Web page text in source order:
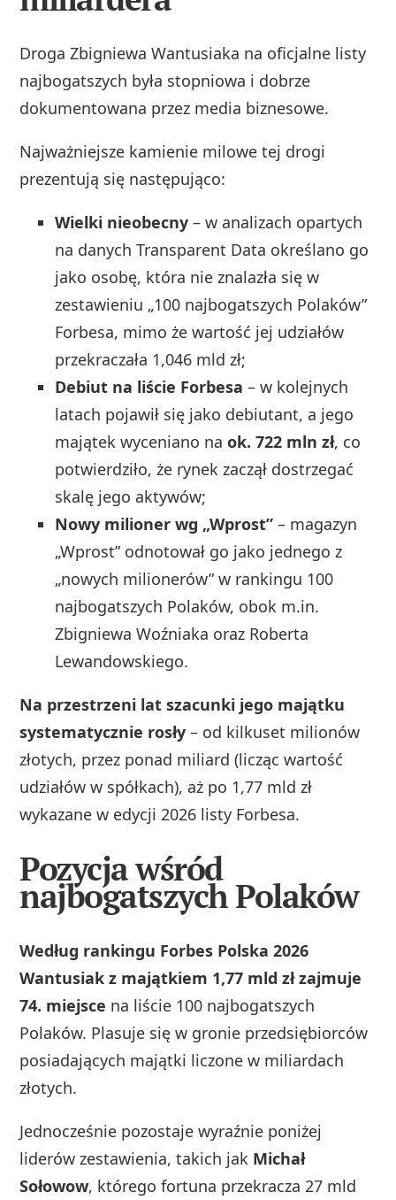
Droga Zbigniewa Wantusiaka na oficjalne listy
najbogatszych była stopniowa i dobrze
dokumentowana przez media biznesowe.
Najważniejsze kamienie milowe tej drogi
prezentują się następująco:
Wielki nieobecny – w analizach opartych
na danych Transparent Data określano go
jako osobę, która nie znalazła się w
zestawieniu „100 najbogatszych Polaków”
Forbesa, mimo że wartość jej udziałów
przekraczała 1,046 mld zł;
Debiut na liście Forbesa – w kolejnych
latach pojawił się jako debiutant, a jego
majątek wyceniano naok. 722 mln zł, co
potwierdziło, że rynek zaczął dostrzegać
skalę jego aktywów;
Nowy milioner wg „Wprost” – magazyn
„Wprost” odnotował go jako jednego z
„nowych milionerów” w rankingu 100
najbogatszych Polaków, obok m.in.
Zbigniewa Woźniaka oraz Roberta
Lewandowskiego.
Na przestrzeni lat szacunki jego majątku
systematycznie rosły – od kilkuset milionów
złotych, przez ponad miliard (licząc wartość
udziałów w spółkach), aż po 1,77 mld zł
wykazane w edycji 2026 listy Forbesa.
Pozycja wśród
najbogatszych Polaków
Według rankingu Forbes Polska 2026
Wantusiak z majątkiem 1,77 mld zł zajmuje
74. miejsce na liście 100 najbogatszych
Polaków. Plasuje się w gronie przedsiębiorców
posiadających majątki liczone w miliardach
złotych.
Jednocześnie pozostaje wyraźnie poniżej
liderów zestawienia, takich jak Michał
Sołowow, którego fortuna przekracza 27 mld